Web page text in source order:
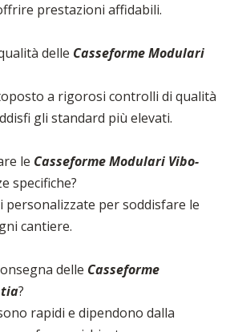
prestazioni affidabili.
delle Casseforme Modulari
a rigorosi controlli di qualità
gli standard più elevati.
le Casseforme Modulari Vibo-
specifiche?
personalizzate per soddisfare le
cantiere.
delle Casseforme
?
rapidi e dipendono dalla